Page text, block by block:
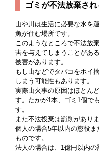
ゴミが不法放棄さ
山や川は生活に必要な水を
魚が住む場所です。
このようなところで不法放
害を与えてしまうことがあ
被害があります。
もし山などでタバコをポイ
しまう可能性もあります。
実際山火事の原因はほとん
す。たかが1本、ゴミ1個で
す。
また不法投棄は罰則がありま
個人の場合5年以内の懲役
ものです。
法人の場合は、1億円以内の